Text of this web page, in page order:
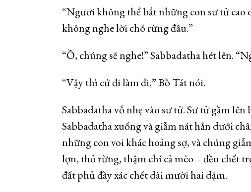
“Ngươi không thể bắt những con sư tử
không nghe lời chó rừng đâu.”
“Ồ, chúng sẽ nghe!” Sabbadatha hét lên.
“Vậy thì cứ đi làm đi,” Bồ Tát nói.
Sabbadatha vỗ nhẹ vào sư tử. Sư tử gầm
Sabbadatha xuống và giẫm nát hắn dưới
những con voi khác hoảng sợ, và chúng
lợn, thỏ rừng, thậm chí cả mèo – đều chết
đất phủ đầy xác chết dài mười hai dặm.